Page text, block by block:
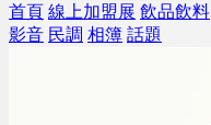
首頁 線上加盟展 飲品飲料
影音 民調 相簿 話題